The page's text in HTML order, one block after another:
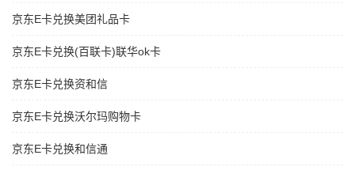
京东E卡兑换美团礼品卡
京东E卡兑换(百联卡)联华ok卡
京东E卡兑换资和信
京东E卡兑换沃尔玛购物卡
京东E卡兑换和信通